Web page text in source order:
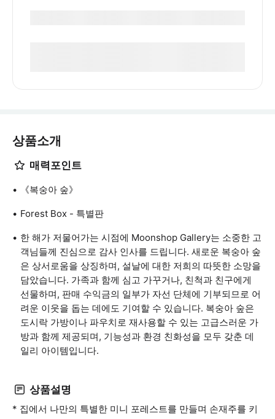
상품소개
매력포인트
《복숭아 숲》
Forest Box - 특별판
한 해가 저물어가는 시점에 Moonshop Gallery는 소중한 고
객님들께 진심으로 감사 인사를 드립니다. 새로운 복숭아 숲
은 상서로움을 상징하며, 설날에 대한 저희의 따뜻한 소망을
담았습니다. 가족과 함께 심고 가꾸거나, 친척과 친구에게
선물하며, 판매 수익금의 일부가 자선 단체에 기부되므로 어
려운 이웃을 돕는 데에도 기여할 수 있습니다. 복숭아 숲은
도시락 가방이나 파우치로 재사용할 수 있는 고급스러운 가
방과 함께 제공되며, 기능성과 환경 친화성을 모두 갖춘 데
일리 아이템입니다.
상품설명
* 집에서 나만의 특별한 미니 포레스트를 만들며 손재주를 키